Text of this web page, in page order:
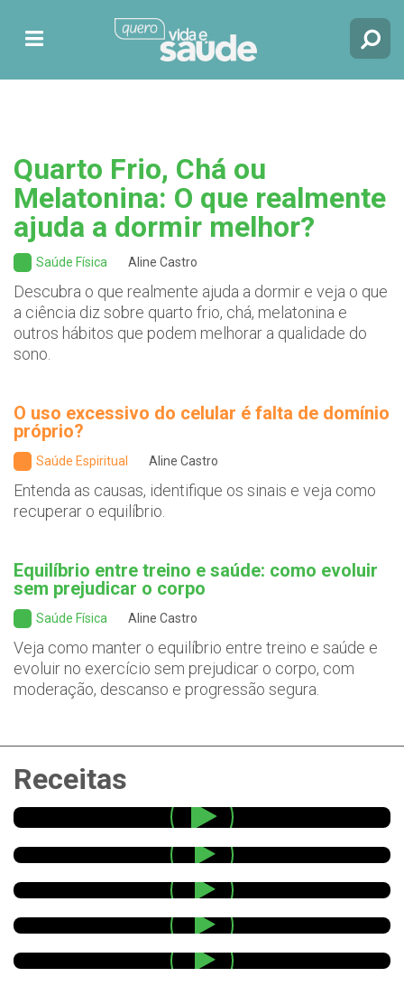
Quarto Frio, Chá ou
Melatonina: O que realmente
ajuda a dormir melhor?
Saúde Física Aline Castro
Descubra o que realmente ajuda a dormir e veja o que
a ciência diz sobre quarto frio, chá, melatonina e
outros hábitos que podem melhorar a qualidade do
sono.
O uso excessivo do celular é falta de domínio
próprio?
Saúde Espiritual Aline Castro
Entenda as causas, identifique os sinais e veja como
recuperar o equilíbrio.
Equilíbrio entre treino e saúde: como evoluir
sem prejudicar o corpo
Saúde Física Aline Castro
Veja como manter o equilíbrio entre treino e saúde e
evoluir no exercício sem prejudicar o corpo, com
moderação, descanso e progressão segura.
Receitas